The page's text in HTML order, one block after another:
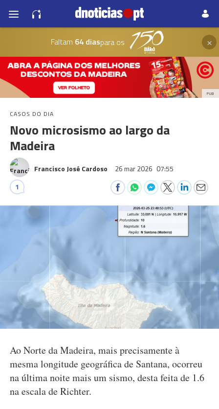
Faltam 64 diaspara os ×
PUB
CASOS DO DIA
Novo microsismo ao largo da
Madeira
Francisco José Cardoso 26 mar 2026 07:55
1
Ao Norte da Madeira, mais precisamente à
mesma longitude geográfica de Santana, ocorreu
na última noite mais um sismo, desta feita de 1.6
na escala de Richter.